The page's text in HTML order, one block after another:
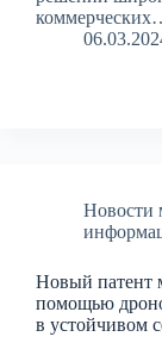
Новости
Новый патент
помощью
в устойчивом